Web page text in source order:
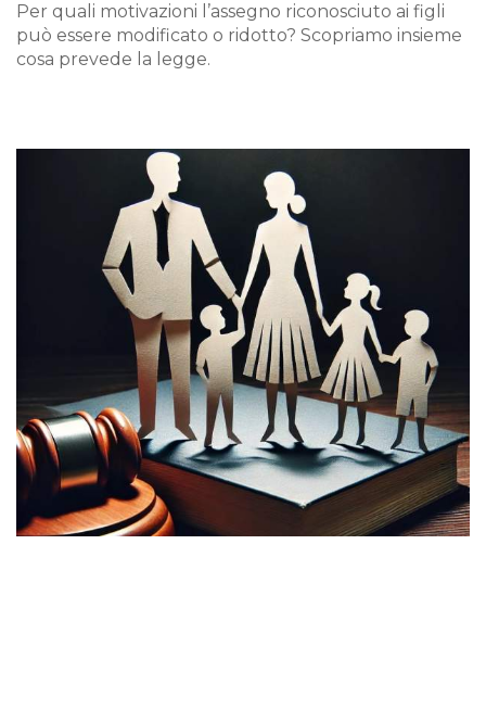
Per quali motivazioni l’assegno riconosciuto ai figli
può essere modificato o ridotto? Scopriamo insieme
cosa prevede la legge.